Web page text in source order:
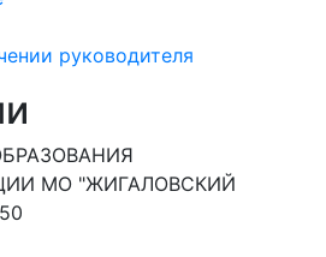
руководителя
МО "ЖИГАЛОВСКИЙ